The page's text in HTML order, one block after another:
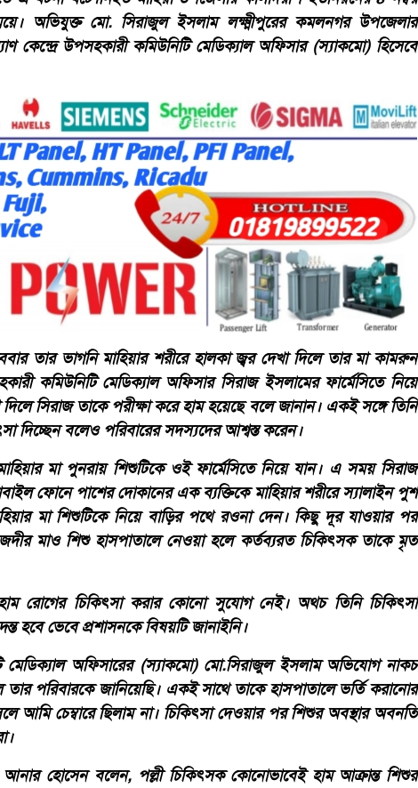
অভিযুক্ত মো. সিরাজুল ইসলাম লক্ষ্মীপুরের কমলনগর উপজেলার
কেন্দ্রে উপসহকারী কমিউনিটি মেডিক্যাল অফিসার (স্যাকমো) হিসেবে
তার ভাগনি মাহিয়ার শরীরে হালকা জ্বর দেখা দিলে তার মা কামরুন
কমিউনিটি মেডিক্যাল অফিসার সিরাজ ইসলামের ফার্মেসিতে নিয়ে
দিলে সিরাজ তাকে পরীক্ষা করে হাম হয়েছে বলে জানান। একই সঙ্গে তিনি
দিচ্ছেন বলেও পরিবারের সদস্যদের আশ্বস্ত করেন।
মা পুনরায় শিশুটিকে ওই ফার্মেসিতে নিয়ে যান। এ সময় সিরাজ
ফোনে পাশের দোকানের এক ব্যক্তিকে মাহিয়ার শরীরে স্যালাইন পুশ
মা শিশুটিকে নিয়ে বাড়ির পথে রওনা দেন। কিছু দূর যাওয়ার পর
মাও শিশু হাসপাতালে নেওয়া হলে কর্তব্যরত চিকিৎসক তাকে মৃত
চিকিৎসা করার কোনো সুযোগ নেই। অথচ তিনি চিকিৎসা
ভেবে প্রশাসনকে বিষয়টি জানাইনি।
মেডিক্যাল অফিসারের (স্যাকমো) মো.সিরাজুল ইসলাম অভিযোগ নাকচ
পরিবারকে জানিয়েছি। একই সাথে তাকে হাসপাতালে ভর্তি করানোর
চেম্বারে ছিলাম না। চিকিৎসা দেওয়ার পর শিশুর অবস্থার অবনতি
আনার হোসেন বলেন, পল্লী চিকিৎসক কোনোভাবেই হাম আক্রান্ত শিশুর